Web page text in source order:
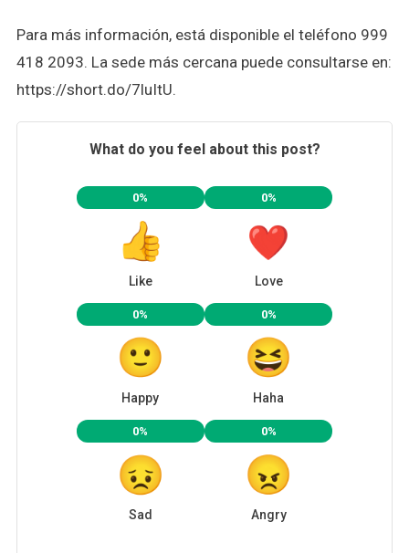
Para más información, está disponible el teléfono 999
418 2093. La sede más cercana puede consultarse en:
https://short.do/7luItU.
What do you feel about this post?
0%
Like
0%
Love
0%
Happy
0%
Haha
0%
Sad
0%
Angry